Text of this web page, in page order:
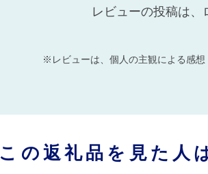
レビューの投稿は、
※レビューは、個人の主観による感想
この返礼品を見た人